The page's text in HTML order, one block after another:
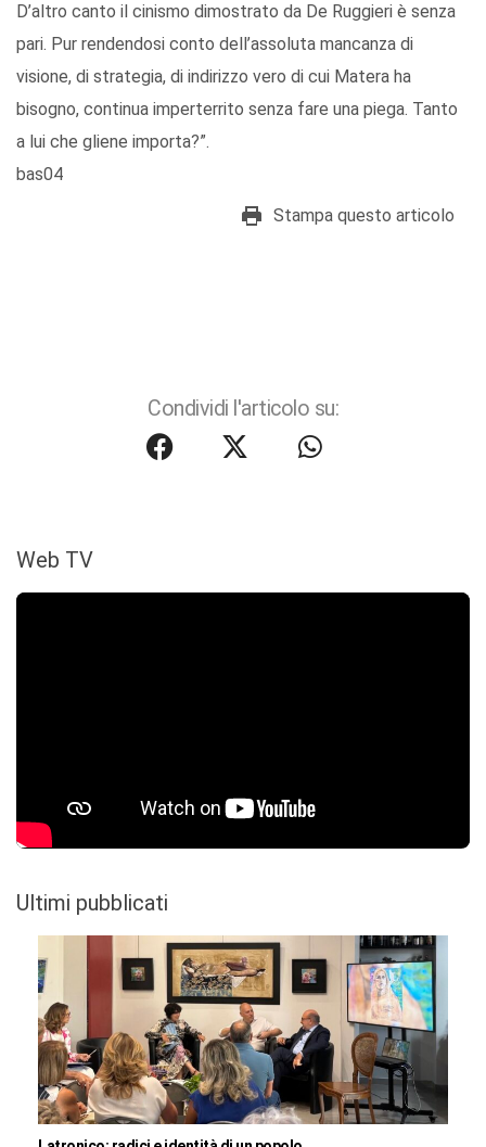
D’altro canto il cinismo dimostrato da De Ruggieri è senza
pari. Pur rendendosi conto dell’assoluta mancanza di
visione, di strategia, di indirizzo vero di cui Matera ha
bisogno, continua imperterrito senza fare una piega. Tanto
a lui che gliene importa?”.
bas04
Stampa questo articolo
Condividi l'articolo su:
Web TV
Ultimi pubblicati